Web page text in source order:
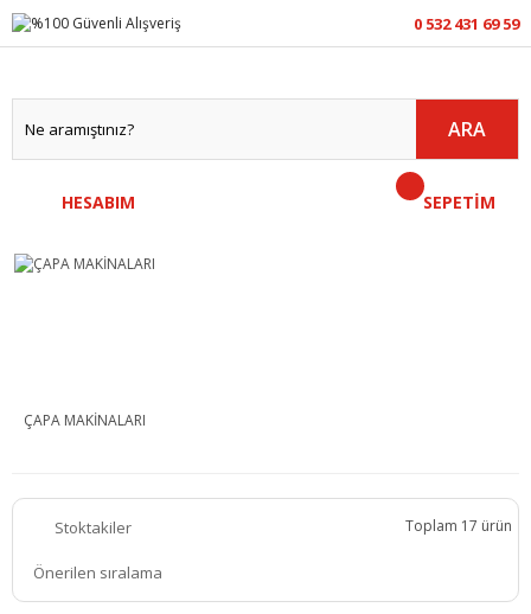
0 532 431 69 59
ARA
HESABIM SEPETİM
ÇAPA MAKİNALARI
Stoktakiler Toplam 17 ürün